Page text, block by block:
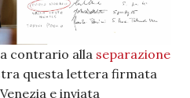
contrario alla separazione
questa lettera firmata
e inviata